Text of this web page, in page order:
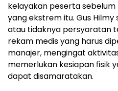
kelayakan peserta
yang ekstrem itu. Gus
atau tidaknya persyaratan
rekam medis yang harus
manajer, mengingat
memerlukan kesiapan fisik
dapat disamaratakan.